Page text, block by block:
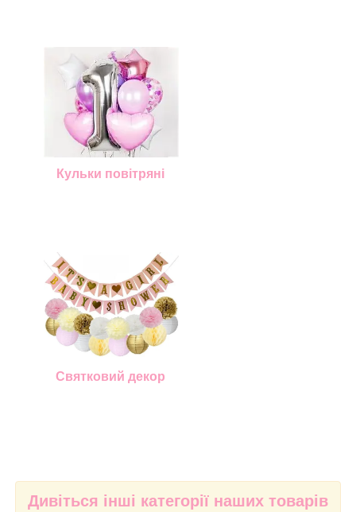
Дивіться інші категорії наших товарів
Кульки повітряні
Святковий декор